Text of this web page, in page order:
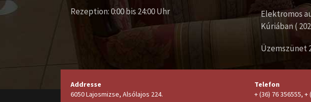
Rezeption: 0:00 bis 24:00 Uhr
Elektromos
Kúriában (
Üzemszünet
Addresse
6050 Lajosmizse, Alsólajos 224.
Telefon
+ (36) 76 356555, +